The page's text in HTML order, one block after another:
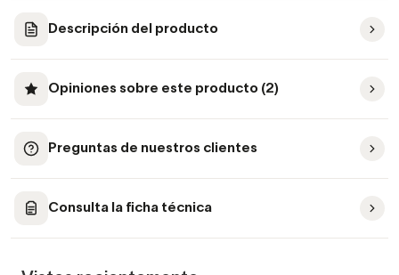
Descripción del producto
Opiniones sobre este producto (2)
Preguntas de nuestros clientes
Consulta la ficha técnica